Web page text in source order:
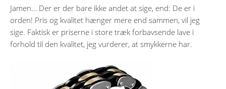
Jamen… Der er der bare ikke andet at sige, end: De er i
orden! Pris og kvalitet hænger mere end sammen, vil jeg
sige. Faktisk er priserne i store træk forbavsende lave i
forhold til den kvalitet, jeg vurderer, at smykkerne har.